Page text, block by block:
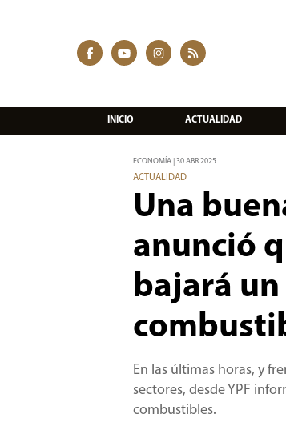
INICIO ACTUALIDAD
ECONOMÍA | 30 ABR 2025
ACTUALIDAD
Una
anunció
bajará un
En las últimas horas, y
sectores, desde YPF
combustibles.